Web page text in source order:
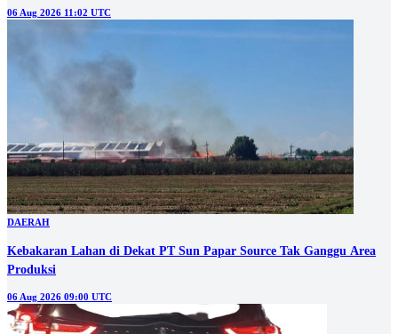
06 Aug 2026 11:02 UTC
DAERAH
Kebakaran Lahan di Dekat PT Sun Papar Source Tak Ganggu Area
Produksi
06 Aug 2026 09:00 UTC